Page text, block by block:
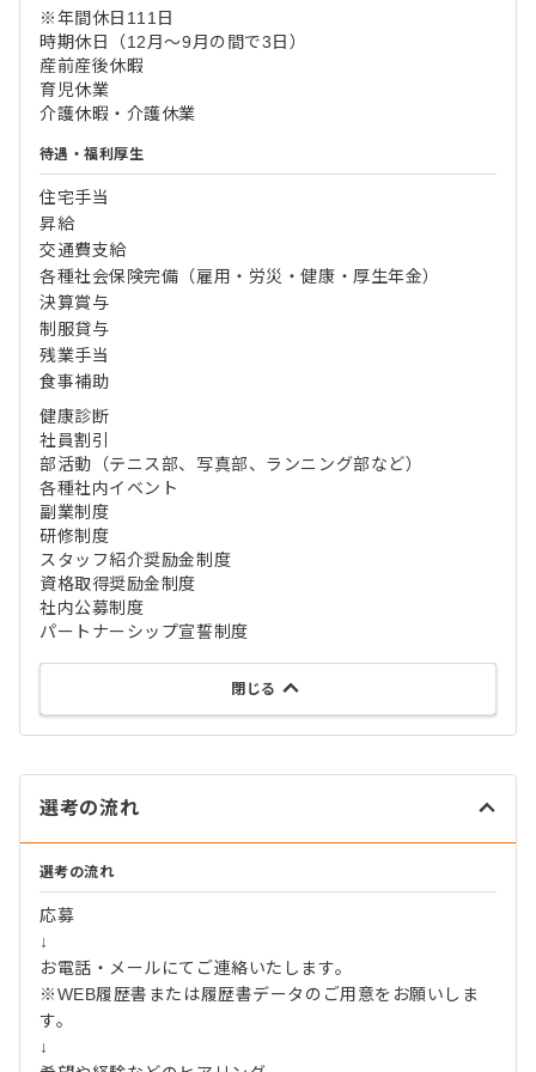
※年間休日111日
時期休日（12月～9月の間で3日）
産前産後休暇
育児休業
介護休暇・介護休業
待遇・福利厚生
住宅手当
昇給
交通費支給
各種社会保険完備（雇用・労災・健康・厚生年金）
決算賞与
制服貸与
残業手当
食事補助
健康診断
社員割引
部活動（テニス部、写真部、ランニング部など）
各種社内イベント
副業制度
研修制度
スタッフ紹介奨励金制度
資格取得奨励金制度
社内公募制度
パートナーシップ宣誓制度
閉じる
選考の流れ
選考の流れ
応募
↓
お電話・メールにてご連絡いたします。
※WEB履歴書または履歴書データのご用意をお願いしま
す。
↓